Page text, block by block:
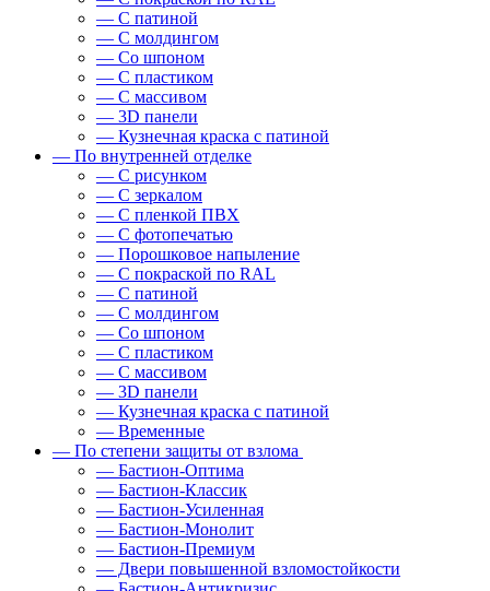
— С патиной
— С молдингом
— Со шпоном
— С пластиком
— С массивом
— 3D панели
— Кузнечная краска с патиной
— По внутренней отделке
— С рисунком
— С зеркалом
— С пленкой ПВХ
— С фотопечатью
— Порошковое напыление
— С покраской по RAL
— С патиной
— С молдингом
— Со шпоном
— С пластиком
— С массивом
— 3D панели
— Кузнечная краска с патиной
— Временные
— По степени защиты от взлома
— Бастион-Оптима
— Бастион-Классик
— Бастион-Усиленная
— Бастион-Монолит
— Бастион-Премиум
— Двери повышенной взломостойкости